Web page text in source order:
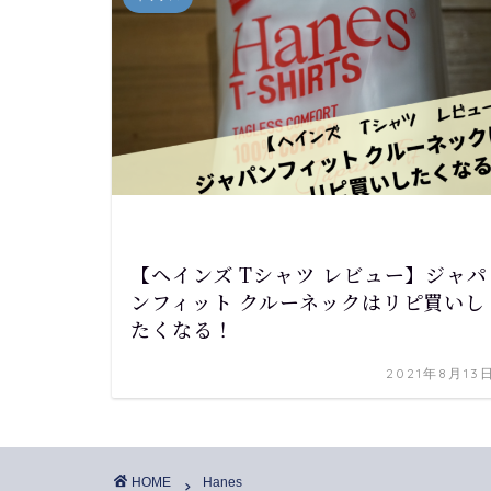
【ヘインズ Tシャツ レビュー】ジャパ
ンフィット クルーネックはリピ買いし
たくなる！
2021年8月13
HOME Hanes